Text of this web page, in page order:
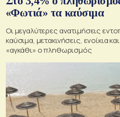
«Φωτιά» τα καύσιμα
Οι μεγαλύτερες ανατιμήσεις
καύσιμα, μετακινήσεις, ενοίκια
«αγκάθι» ο πληθωρισμός